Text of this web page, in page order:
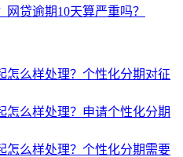
贷逾期10天算严重吗？
怎么样处理？个性化分期对征
怎么样处理？申请个性化分期
怎么样处理？个性化分期需要